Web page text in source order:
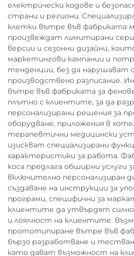
електрически кодове и
страни и региони.
клетки вътре във фабриката
произвеждат лимитирани
версии и сезонни дизайни,
маркетингови кампании и
тенденции, без да нарушават
производствено разписание.
вътре във фабриката за
плътно с клиентите, за да
персонализирани решения за
оборудване, приложения в
терапевтични медицински
изискват специализирани
характеристики за работа.
коса предлага обширни услуги
включително персонализиран
създаване на инструкции за
програми, специфични за
клиентите да утвърдят силно
и лоялност на клиентите.
прототипиране вътре във
бързо разработване и
като дават възможност на